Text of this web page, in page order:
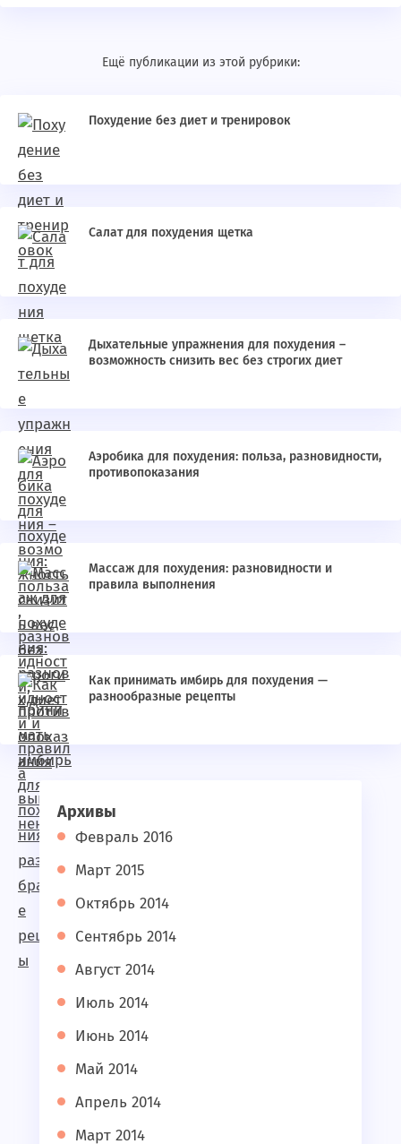
Ещё публикации из этой рубрики:
Похудение без диет и тренировок
Салат для похудения щетка
Дыхательные упражнения для похудения –
возможность снизить вес без строгих диет
Аэробика для похудения: польза, разновидности,
противопоказания
Массаж для похудения: разновидности и
правила выполнения
Как принимать имбирь для похудения —
разнообразные рецепты
Архивы
Февраль 2016
Март 2015
Октябрь 2014
Сентябрь 2014
Август 2014
Июль 2014
Июнь 2014
Май 2014
Апрель 2014
Март 2014